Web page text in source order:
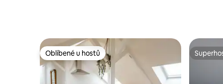
Oblíbené u hostů
Oblíbené u hostů